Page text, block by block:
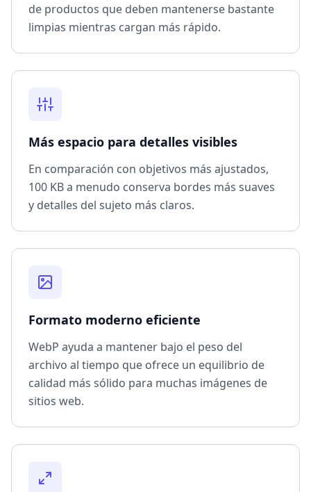
de productos que deben mantenerse bastante
limpias mientras cargan más rápido.
Más espacio para detalles visibles
En comparación con objetivos más ajustados,
100 KB a menudo conserva bordes más suaves
y detalles del sujeto más claros.
Formato moderno eficiente
WebP ayuda a mantener bajo el peso del
archivo al tiempo que ofrece un equilibrio de
calidad más sólido para muchas imágenes de
sitios web.